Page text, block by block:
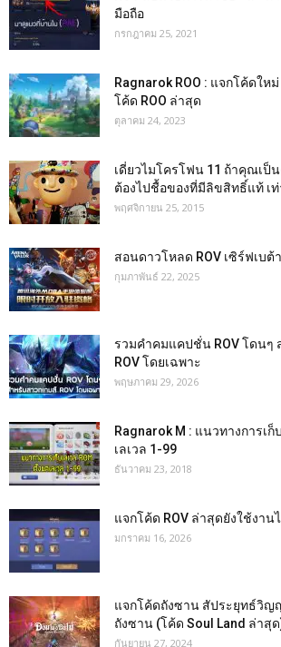
มือถือ
กรกฎาคม 25, 2021
Ragnarok ROO : แจกโค้ดให
โค้ด ROO ล่าสุด
ตุลาคม 24, 2023
เดี่ยวไมโครโฟน 11 ถ้าคุณเป็
ต้องไปชื้อของที่มีลิขสิทธิ์แท้ เ
พฤศจิกายน 25, 2015
สอนดาวโหลด ROV เซิร์ฟเบต้
กุมภาพันธ์ 22, 2025
รวมคำคมแคปชั่น ROV โดนๆ
ROV โดยเฉพาะ
พฤษภาคม 29, 2026
Ragnarok M : แนวทางการเก็
เลเวล 1-99
ธันวาคม 23, 2018
แจกโค้ด ROV ล่าสุดยังใช้งาน
มกราคม 16, 2026
แจกโค้ดถังซาน สัประยุทธ์วิญ
ถังซาน (โค้ด Soul Land ล่าสุ
กันยายน 27, 2024